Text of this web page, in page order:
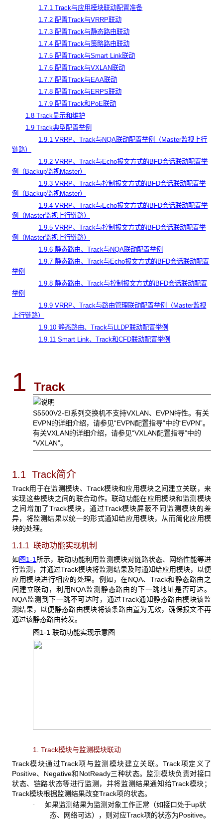
1.7.1 Track与应用模块联动配置准备
1.7.2 配置Track与VRRP联动
1.7.3 配置Track与静态路由联动
1.7.4 配置Track与策略路由联动
1.7.5 配置Track与Smart Link联动
1.7.6 配置Track与VXLAN联动
1.7.7 配置Track与EAA联动
1.7.8 配置Track与ERPS联动
1.7.9 配置Track和PoE联动
1.8 Track显示和维护
1.9 Track典型配置举例
1.9.1 VRRP、Track与NQA联动配置举例（Master监视上行
链路）
1.9.2 VRRP、Track与Echo报文方式的BFD会话联动配置举
例（Backup监视Master）
1.9.3 VRRP、Track与控制报文方式的BFD会话联动配置举
例（Backup监视Master）
1.9.4 VRRP、Track与Echo报文方式的BFD会话联动配置举
例（Master监视上行链路）
1.9.5 VRRP、Track与控制报文方式的BFD会话联动配置举
例（Master监视上行链路）
1.9.6 静态路由、Track与NQA联动配置举例
1.9.7 静态路由、Track与Echo报文方式的BFD会话联动配置
举例
1.9.8 静态路由、Track与控制报文方式的BFD会话联动配置
举例
1.9.9 VRRP、Track与路由管理联动配置举例（Master监视
上行链路）
1.9.10 静态路由、Track与LLDP联动配置举例
1.9.11 Smart Link、Track和CFD联动配置举例
1 Track
S5500V2-EI系列交换机不支持VXLAN、EVPN特性。有关
EVPN的详细介绍，请参见“EVPN配置指导”中的“EVPN”。
有关VXLAN的详细介绍，请参见“VXLAN配置指导”中的
“VXLAN”。
1.1 Track简介
Track用于在监测模块、Track模块和应用模块之间建立关联，来
实现这些模块之间的联合动作。联动功能在应用模块和监测模块
之间增加了Track模块，通过Track模块屏蔽不同监测模块的差
异，将监测结果以统一的形式通知给应用模块，从而简化应用模
块的处理。
1.1.1 联动功能实现机制
如图1-1所示，联动功能利用监测模块对链路状态、网络性能等进
行监测，并通过Track模块将监测结果及时通知给应用模块，以便
应用模块进行相应的处理。例如，在NQA、Track和静态路由之
间建立联动，利用NQA监测静态路由的下一跳地址是否可达。
NQA监测到下一跳不可达时，通过Track通知静态路由模块该监
测结果，以便静态路由模块将该条路由置为无效，确保报文不再
通过该静态路由转发。
图1-1 联动功能实现示意图
1. Track模块与监测模块联动
Track模块通过Track项与监测模块建立关联。Track项定义了
Positive、Negative和NotReady三种状态。监测模块负责对接口
状态、链路状态等进行监测，并将监测结果通知给Track模块；
Track模块根据监测结果改变Track项的状态。
· 如果监测结果为监测对象工作正常（如接口处于up状
态、网络可达），则对应Track项的状态为Positive。